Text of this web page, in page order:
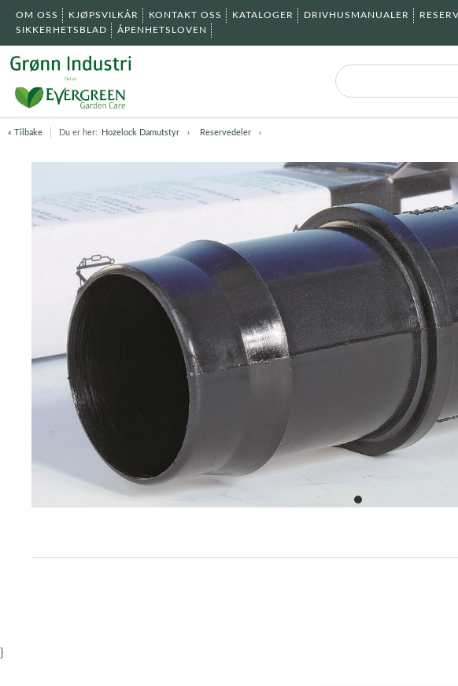
OM OSS KJØPSVILKÅR KONTAKT OSS KATALOGER DRIVHUSMANUALER
SIKKERHETSBLAD
ÅPENHETSLOVEN
« Tilbake Du er her: Hozelock Damutstyr Reservedeler
item
of
}